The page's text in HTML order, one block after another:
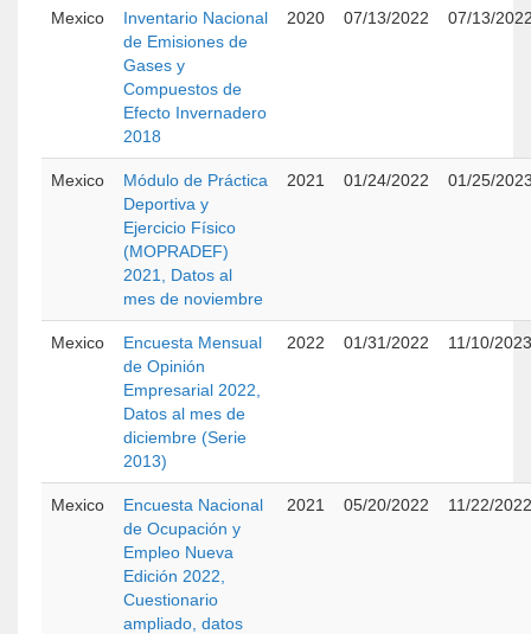
Mexico
Inventario Nacional
de Emisiones de
Gases y
Compuestos de
Efecto Invernadero
2018
2020 07/13/2022 07/13/
Mexico
Módulo de Práctica
Deportiva y
Ejercicio Físico
(MOPRADEF)
2021, Datos al
mes de noviembre
2021 01/24/2022 01/25/
Mexico
Encuesta Mensual
de Opinión
Empresarial 2022,
Datos al mes de
diciembre (Serie
2013)
2022 01/31/2022 11/10/2023
Mexico
Encuesta Nacional
de Ocupación y
Empleo Nueva
Edición 2022,
Cuestionario
ampliado, datos
2021 05/20/2022 11/22/2022